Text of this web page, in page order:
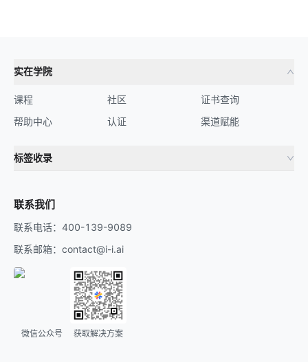
实在学院
课程
帮助中心
社区
认证
证书查询
渠道赋能
标签收录
联系我们
联系电话：400-139-9089
联系邮箱：contact@i-i.ai
微信公众号 获取解决方案